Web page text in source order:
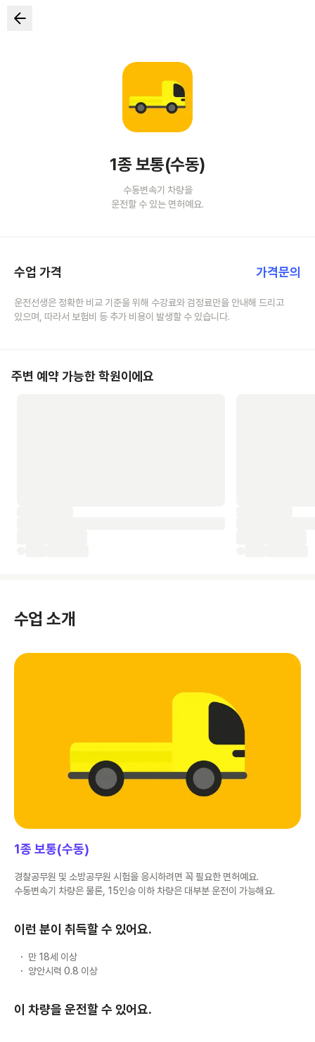
1종 보통(수동)
수동변속기 차량을
운전할 수 있는 면허예요.
수업 가격 가격문의
운전선생은 정확한 비교 기준을 위해 수강료와 검정료만을 안내해 드리고
있으며, 따라서 보험비 등 추가 비용이 발생할 수 있습니다.
주변 예약 가능한 학원이에요
수업 소개
1종 보통(수동)
경찰공무원 및 소방공무원 시험을 응시하려면 꼭 필요한 면허예요.
수동변속기 차량은 물론, 15인승 이하 차량은 대부분 운전이 가능해요.
이런 분이 취득할 수 있어요.
만 18세 이상
양안시력 0.8 이상
이 차량을 운전할 수 있어요.